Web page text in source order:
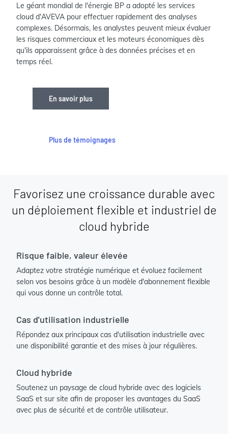
Le géant mondial de l'énergie BP a adopté les services
cloud d'AVEVA pour effectuer rapidement des analyses
complexes. Désormais, les analystes peuvent mieux évaluer
les risques commerciaux et les moteurs économiques dès
qu'ils apparaissent grâce à des données précises et en
temps réel.
En savoir plus
Plus de témoignages
Favorisez une croissance durable avec
un déploiement flexible et industriel de
cloud hybride
Risque faible, valeur élevée
Adaptez votre stratégie numérique et évoluez facilement
selon vos besoins grâce à un modèle d'abonnement flexible
qui vous donne un contrôle total.
Cas d'utilisation industrielle
Répondez aux principaux cas d'utilisation industrielle avec
une disponibilité garantie et des mises à jour régulières.
Cloud hybride
Soutenez un paysage de cloud hybride avec des logiciels
SaaS et sur site afin de proposer les avantages du SaaS
avec plus de sécurité et de contrôle utilisateur.